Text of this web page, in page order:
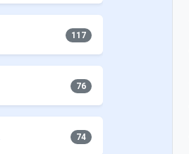
117
76
74